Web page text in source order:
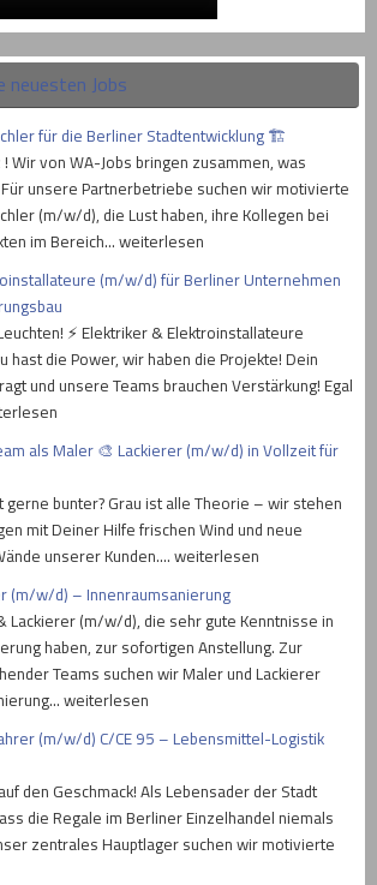
neuesten Jobs
für die Berliner Stadtentwicklung 🏗
Wir von WA-Jobs bringen zusammen, was
unsere Partnerbetriebe suchen wir motivierte
(m/w/d), die Lust haben, ihre Kollegen bei
im Bereich… weiterlesen
(m/w/d) für Berliner Unternehmen
⚡ Elektriker & Elektroinstallateure
hast die Power, wir haben die Projekte! Dein
und unsere Teams brauchen Verstärkung! Egal
als Maler 🎨 Lackierer (m/w/d) in Vollzeit für
gerne bunter? Grau ist alle Theorie – wir stehen
mit Deiner Hilfe frischen Wind und neue
unserer Kunden.… weiterlesen
(m/w/d) – Innenraumsanierung
Lackierer (m/w/d), die sehr gute Kenntnisse in
haben, zur sofortigen Anstellung. Zur
Teams suchen wir Maler und Lackierer
weiterlesen
(m/w/d) C/CE 95 – Lebensmittel-Logistik
den Geschmack! Als Lebensader der Stadt
die Regale im Berliner Einzelhandel niemals
zentrales Hauptlager suchen wir motivierte